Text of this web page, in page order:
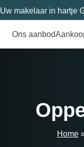
Uw makelaar in hartje
Ons aanbod
Home